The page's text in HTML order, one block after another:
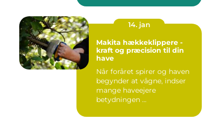
14. jan
Makita hækkeklippere -
kraft og præcision til din
have
Når foråret spirer og haven
begynder at vågne, indser
mange haveejere
betydningen ...